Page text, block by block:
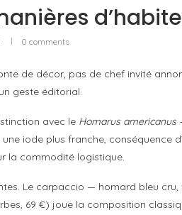
0 comments
de décor, pas de chef invité
geste éditorial.
avec le Homarus americanus
iode plus franche, conséquence
la commodité logistique.
Le carpaccio — homard bleu
69 €) joue la composition